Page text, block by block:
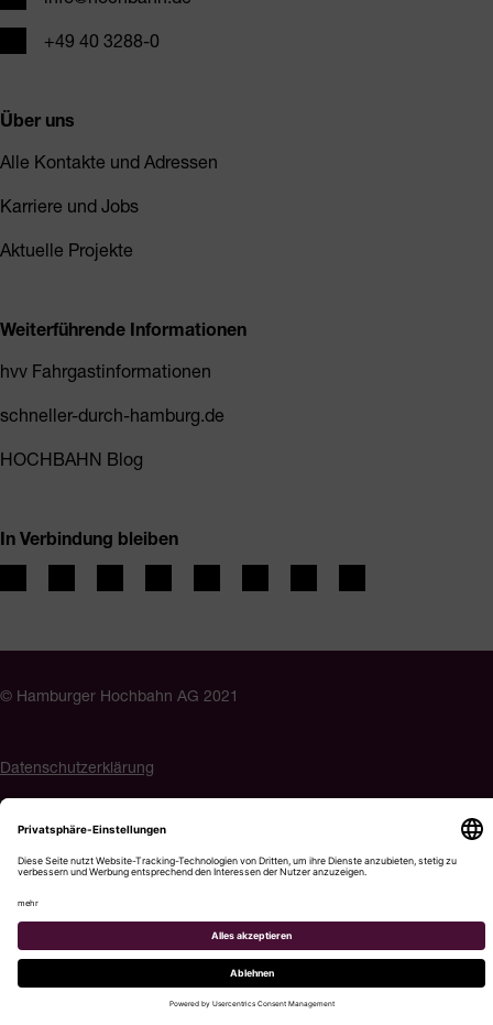
Telefon+49 40 3288-0
Über uns
Alle Kontakte und Adressen
Karriere und Jobs
Aktuelle Projekte
Weiterführende Informationen
hvv Fahrgastinformationen
schneller-durch-hamburg.de
HOCHBAHN Blog
In Verbindung bleiben
© Hamburger Hochbahn AG 2021
Datenschutzerklärung
Barrierefreiheit
Cookie-Einstellungen